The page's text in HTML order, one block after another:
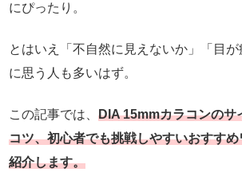
にぴったり。
とはいえ「不自然に見えないか」「目
に思う人も多いはず。
この記事では、 DIA 15mmカラコンのサ
コツ、初心者でも挑戦しやすいおすす
紹介します。